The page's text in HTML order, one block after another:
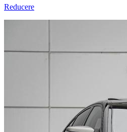
Reducere